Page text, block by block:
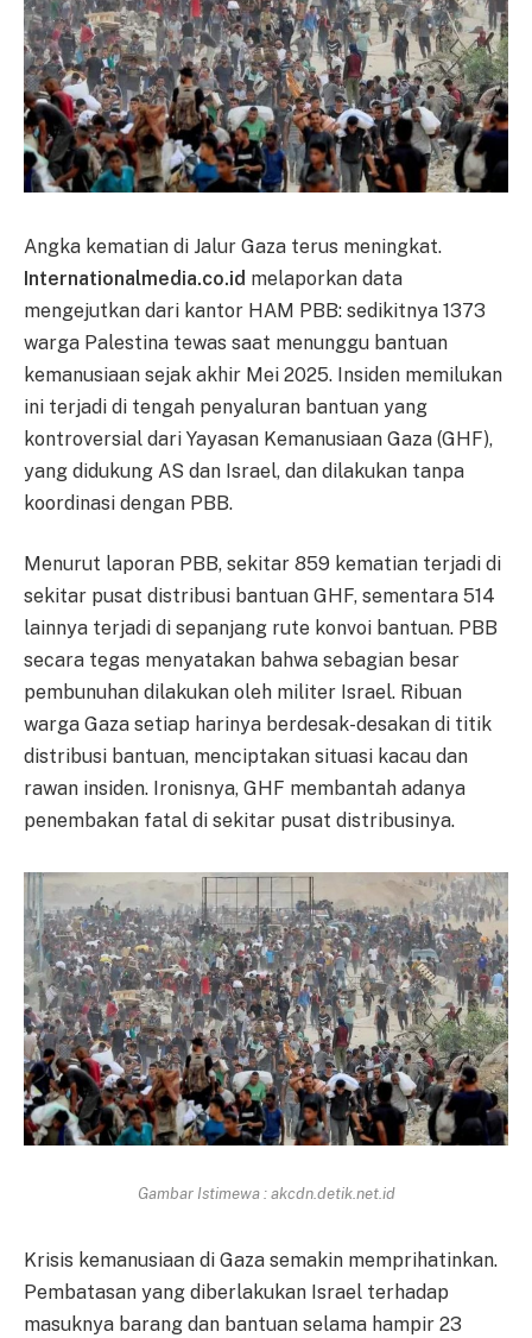
Angka kematian di Jalur Gaza terus meningkat.
Internationalmedia.co.id melaporkan data
mengejutkan dari kantor HAM PBB: sedikitnya 1373
warga Palestina tewas saat menunggu bantuan
kemanusiaan sejak akhir Mei 2025. Insiden memilukan
ini terjadi di tengah penyaluran bantuan yang
kontroversial dari Yayasan Kemanusiaan Gaza (GHF),
yang didukung AS dan Israel, dan dilakukan tanpa
koordinasi dengan PBB.
Menurut laporan PBB, sekitar 859 kematian terjadi di
sekitar pusat distribusi bantuan GHF, sementara 514
lainnya terjadi di sepanjang rute konvoi bantuan. PBB
secara tegas menyatakan bahwa sebagian besar
pembunuhan dilakukan oleh militer Israel. Ribuan
warga Gaza setiap harinya berdesak-desakan di titik
distribusi bantuan, menciptakan situasi kacau dan
rawan insiden. Ironisnya, GHF membantah adanya
penembakan fatal di sekitar pusat distribusinya.
Gambar Istimewa : akcdn.detik.net.id
Krisis kemanusiaan di Gaza semakin memprihatinkan.
Pembatasan yang diberlakukan Israel terhadap
masuknya barang dan bantuan selama hampir 23